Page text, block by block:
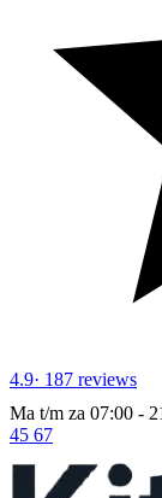
4.9· 187 reviews
Ma t/m za 07:00 -
45 67